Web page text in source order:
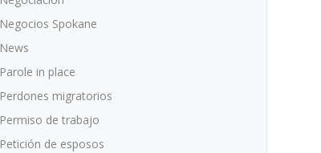
Negocios Spokane
News
Parole in place
Perdones migratorios
Permiso de trabajo
Petición de esposos